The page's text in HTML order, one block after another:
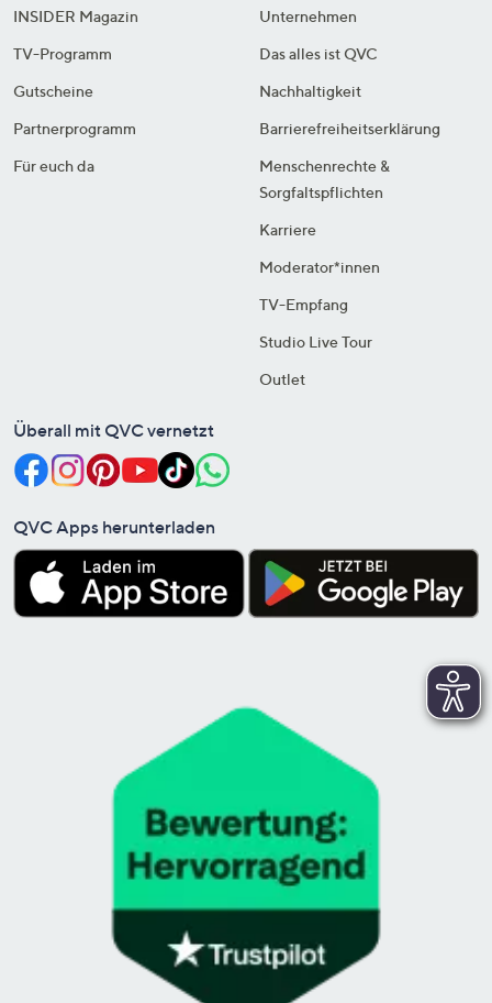
INSIDER Magazin
TV-Programm
Gutscheine
Partnerprogramm
Für euch da
Unternehmen
Das alles ist QVC
Nachhaltigkeit
Barrierefreiheitserklärung
Menschenrechte &
Sorgfaltspflichten
Karriere
Moderator*innen
TV-Empfang
Studio Live Tour
Outlet
Überall mit QVC vernetzt
QVC Apps herunterladen